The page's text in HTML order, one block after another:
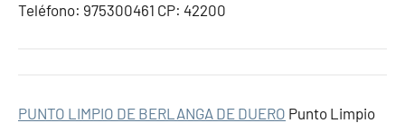
Teléfono: 975300461 CP: 42200
PUNTO LIMPIO DE BERLANGA DE DUERO Punto Limpio